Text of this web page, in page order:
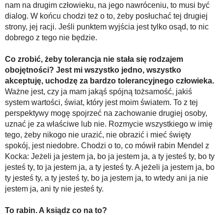
nam na drugim człowieku, na jego nawróceniu, to musi być
dialog. W końcu chodzi też o to, żeby posłuchać tej drugiej
strony, jej racji. Jeśli punktem wyjścia jest tylko osąd, to nic
dobrego z tego nie będzie.
Co zrobić, żeby tolerancja nie stała się rodzajem
obojętności? Jest mi wszystko jedno, wszystko
akceptuję, uchodzę za bardzo tolerancyjnego człowieka.
Ważne jest, czy ja mam jakąś spójną tożsamość, jakiś
system wartości, świat, który jest moim światem. To z tej
perspektywy mogę spojrzeć na zachowanie drugiej osoby,
uznać je za właściwe lub nie. Rozmycie wszystkiego w imię
tego, żeby nikogo nie urazić, nie obrazić i mieć święty
spokój, jest niedobre. Chodzi o to, co mówił rabin Mendel z
Kocka: Jeżeli ja jestem ja, bo ja jestem ja, a ty jesteś ty, bo ty
jesteś ty, to ja jestem ja, a ty jesteś ty. A jeżeli ja jestem ja, bo
ty jesteś ty, a ty jesteś ty, bo ja jestem ja, to wtedy ani ja nie
jestem ja, ani ty nie jesteś ty.
To rabin. A ksiądz co na to?